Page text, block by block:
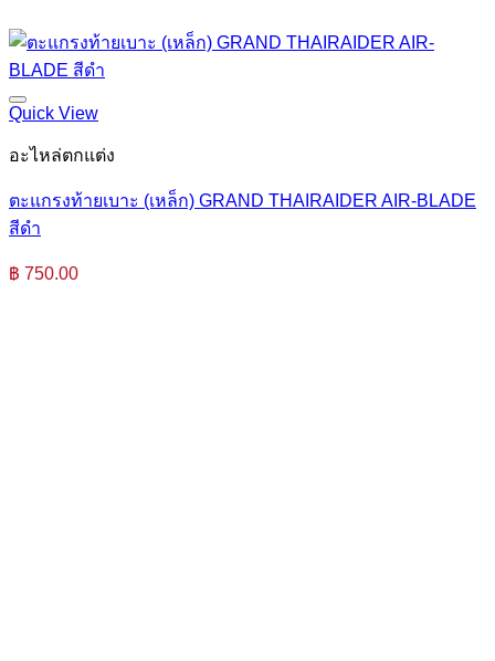
Quick View
อะไหล่ตกแต่ง
ตะแกรงท้ายเบาะ (เหล็ก) GRAND THAIRAIDER AIR-BLADE
สีดำ
฿ 750.00